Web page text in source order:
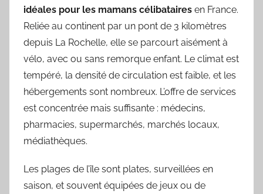
idéales pour les mamans célibataires en France.
Reliée au continent par un pont de 3 kilomètres
depuis La Rochelle, elle se parcourt aisément à
vélo, avec ou sans remorque enfant. Le climat est
tempéré, la densité de circulation est faible, et les
hébergements sont nombreux. L’offre de services
est concentrée mais suffisante : médecins,
pharmacies, supermarchés, marchés locaux,
médiathèques.
Les plages de l’île sont plates, surveillées en
saison, et souvent équipées de jeux ou de